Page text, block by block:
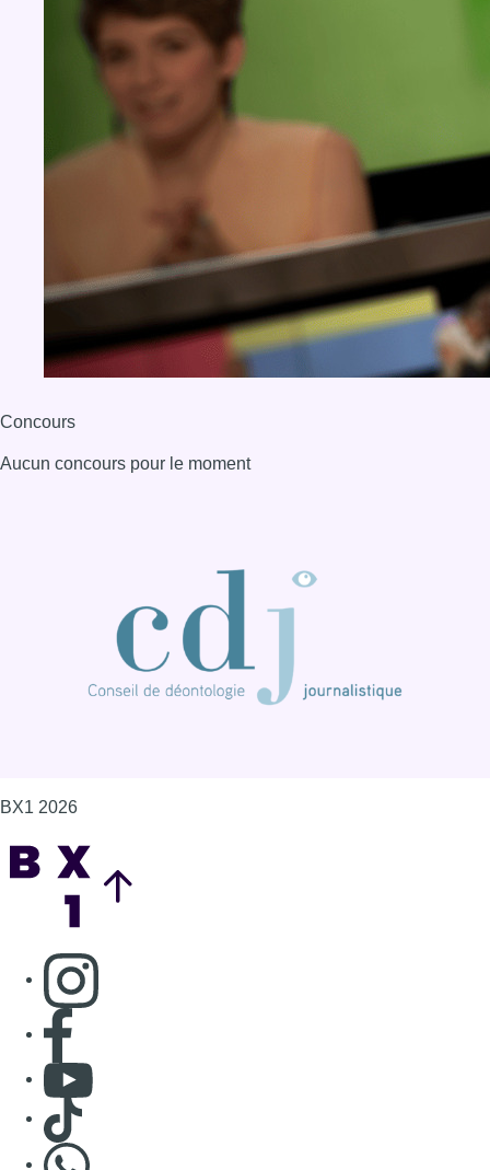
Concours
Aucun concours pour le moment
BX1 2026
Consulter page Instagram
Consulter page Facebook
Consulter Youtube
Consulter TikTok